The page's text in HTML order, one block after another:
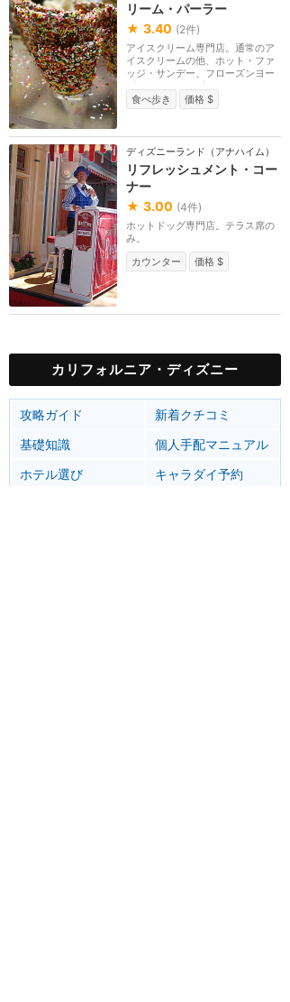
リーム・パーラー
★ 3.40 (2件)
アイスクリーム専門店。通常のア
イスクリームの他、ホット・ファ
ッジ・サンデー、フローズンヨー
グルトなどトッピ...
食べ歩き
価格 $
ディズニーランド（アナハイム）
リフレッシュメント・コー
ナー
★ 3.00 (4件)
ホットドッグ専門店。テラス席の
み。
カウンター
価格 $
カリフォルニア・ディズニー
攻略ガイド
新着クチコミ
基礎知識
個人手配マニュアル
ホテル選び
キャラダイ予約